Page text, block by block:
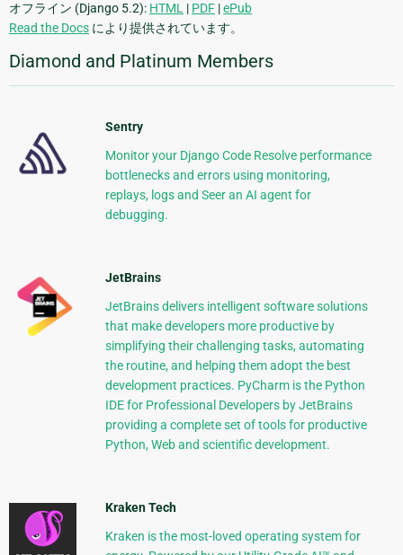
オフライン (Django 5.2): HTML | PDF |ePub
Read the Docs により提供されています。
Diamond and Platinum Members
Sentry
Monitor your Django Code Resolve performance
bottlenecks and errors using monitoring,
replays, logs and Seer an AI agent for
debugging.
JetBrains
JetBrains delivers intelligent software solutions
that make developers more productive by
simplifying their challenging tasks, automating
the routine, and helping them adopt the best
development practices. PyCharm is the Python
IDE for Professional Developers by JetBrains
providing a complete set of tools for productive
Python, Web and scientific development.
Kraken Tech
Kraken is the most-loved operating system for